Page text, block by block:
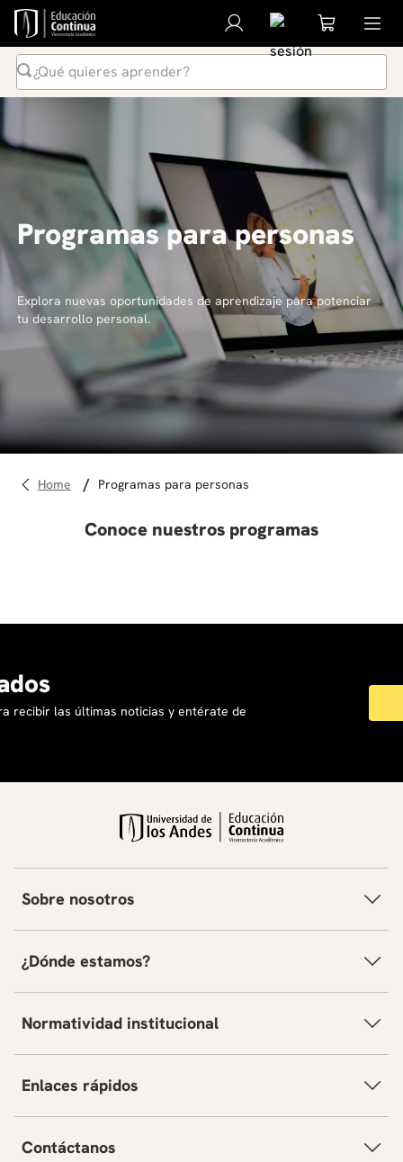
¿Qué quieres aprender?
Programas para personas
Explora nuevas oportunidades de aprendizaje para potenciar
tu desarrollo personal.
programas para personas
Conoce nuestros programas
recibir las últimas noticias y entérate de
Sobre nosotros
¿Dónde estamos?
Normatividad institucional
Enlaces rápidos
Contáctanos